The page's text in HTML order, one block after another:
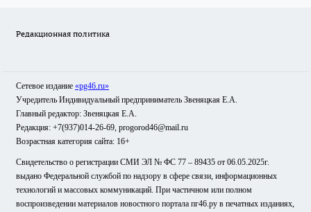
Редакционная политика
Сетевое издание «pg46.ru»
Учредитель Индивидуальный предприниматель Звеняцкая Е.А.
Главный редактор: Звеняцкая Е.А.
Редакция: +7(937)014-26-69, progorod46@mail.ru
Возрастная категория сайта: 16+
Свидетельство о регистрации СМИ ЭЛ № ФС 77 – 89435 от 06.05.2025г.
выдано Федеральной службой по надзору в сфере связи, информационных
технологий и массовых коммуникаций. При частичном или полном
воспроизведении материалов новостного портала пг46.ру в печатных изданиях,